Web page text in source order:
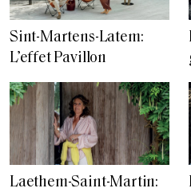
Sint-Martens-Latem:
L’effet Pavillon
Laethem-Saint-Martin: